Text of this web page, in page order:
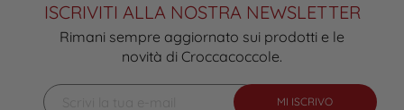
ISCRIVITI ALLA NOSTRA NEWSLETTER
Rimani sempre aggiornato sui prodotti e le
novità di Croccacoccole.
MI ISCRIVO